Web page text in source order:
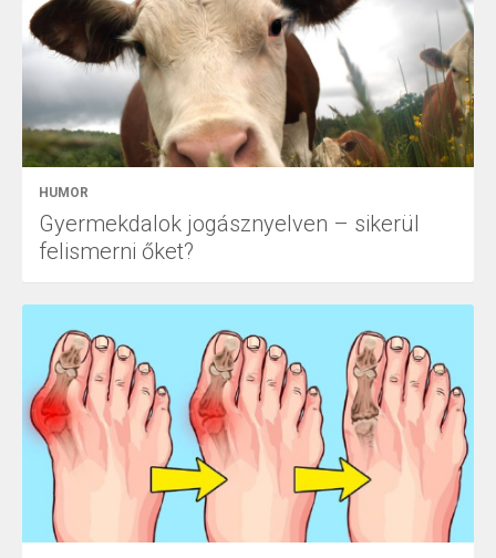
HUMOR
Gyermekdalok jogásznyelven – sikerül
felismerni őket?